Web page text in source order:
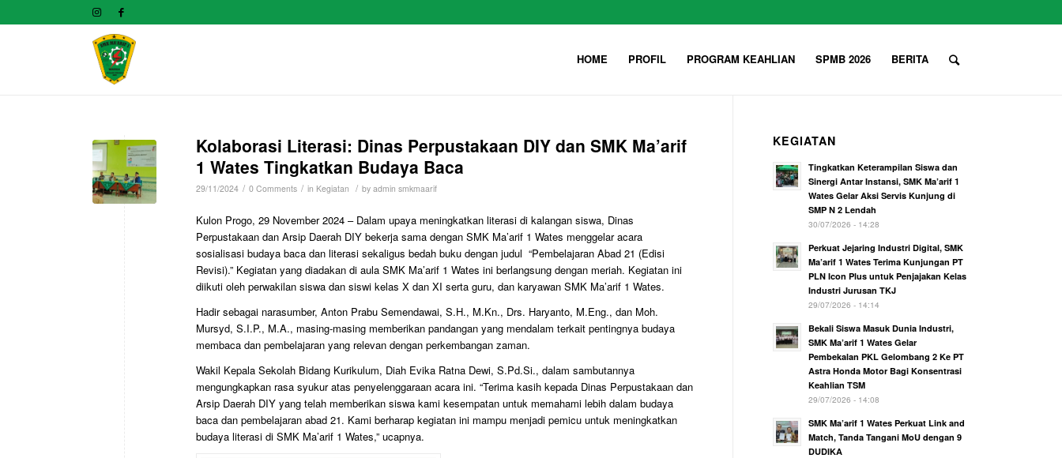
HOME PROFIL PROGRAM KEAHLIAN SPMB 2026 BERITA
Kolaborasi Literasi: Dinas Perpustakaan DIY dan SMK Ma’arif
1 Wates Tingkatkan Budaya Baca
29/11/2024 / 0 Comments / in Kegiatan / by admin smkmaarif
Kulon Progo, 29 November 2024 – Dalam upaya meningkatkan literasi di kalangan siswa, Dinas
Perpustakaan dan Arsip Daerah DIY bekerja sama dengan SMK Ma’arif 1 Wates menggelar acara
sosialisasi budaya baca dan literasi sekaligus bedah buku dengan judul “Pembelajaran Abad 21 (Edisi
Revisi).” Kegiatan yang diadakan di aula SMK Ma’arif 1 Wates ini berlangsung dengan meriah. Kegiatan ini
diikuti oleh perwakilan siswa dan siswi kelas X dan XI serta guru, dan karyawan SMK Ma’arif 1 Wates.
Hadir sebagai narasumber, Anton Prabu Semendawai, S.H., M.Kn., Drs. Haryanto, M.Eng., dan Moh.
Mursyd, S.I.P., M.A., masing-masing memberikan pandangan yang mendalam terkait pentingnya budaya
membaca dan pembelajaran yang relevan dengan perkembangan zaman.
Wakil Kepala Sekolah Bidang Kurikulum, Diah Evika Ratna Dewi, S.Pd.Si., dalam sambutannya
mengungkapkan rasa syukur atas penyelenggaraan acara ini. “Terima kasih kepada Dinas Perpustakaan dan
Arsip Daerah DIY yang telah memberikan siswa kami kesempatan untuk memahami lebih dalam budaya
baca dan pembelajaran abad 21. Kami berharap kegiatan ini mampu menjadi pemicu untuk meningkatkan
budaya literasi di SMK Ma’arif 1 Wates,” ucapnya.
KEGIATAN
Tingkatkan Keterampilan Siswa dan
Sinergi Antar Instansi, SMK Ma’arif 1
Wates Gelar Aksi Servis Kunjung di
SMP N 2 Lendah
30/07/2026 - 14:28
Perkuat Jejaring Industri Digital, SMK
Ma’arif 1 Wates Terima Kunjungan PT
PLN Icon Plus untuk Penjajakan Kelas
Industri Jurusan TKJ
29/07/2026 - 14:14
Bekali Siswa Masuk Dunia Industri,
SMK Ma’arif 1 Wates Gelar
Pembekalan PKL Gelombang 2 Ke PT
Astra Honda Motor Bagi Konsentrasi
Keahlian TSM
29/07/2026 - 14:08
SMK Ma’arif 1 Wates Perkuat Link and
Match, Tanda Tangani MoU dengan 9
DUDIKA